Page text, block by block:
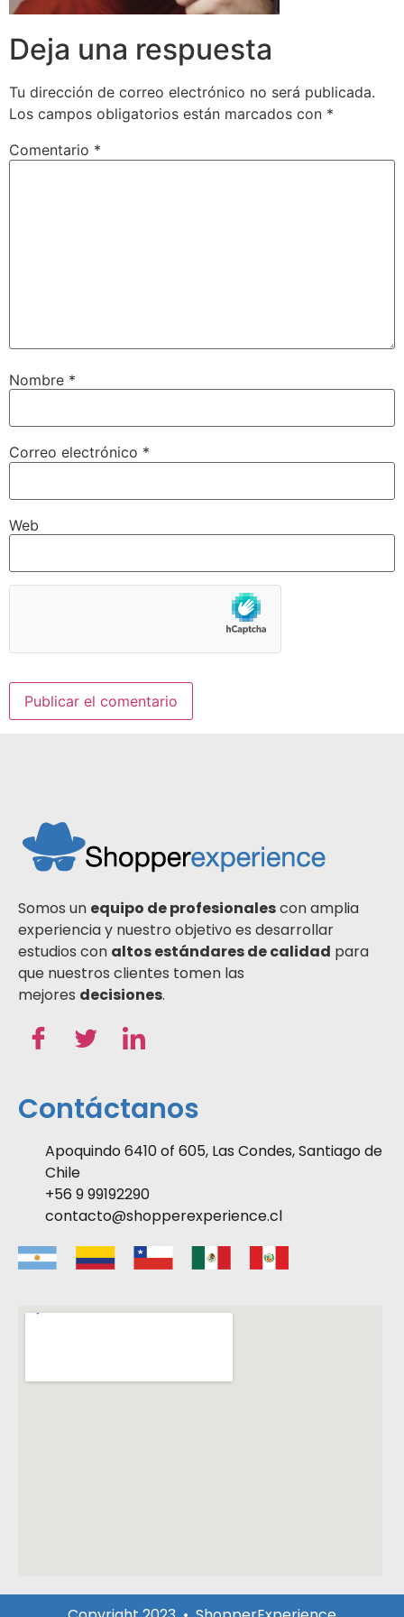
Deja una respuesta
Tu dirección de correo electrónico no será publicada.
Los campos obligatorios están marcados con *
Comentario *
Nombre *
Correo electrónico *
Web
Somos un equipo de profesionalescon amplia
experiencia y nuestro objetivo es desarrollar
estudios con altos estándares de calidad para
que nuestros clientes tomen las
mejores decisiones.
Contáctanos
Apoquindo 6410 of 605, Las Condes, Santiago de
Chile
+56 9 99192290
contacto@shopperexperience.cl